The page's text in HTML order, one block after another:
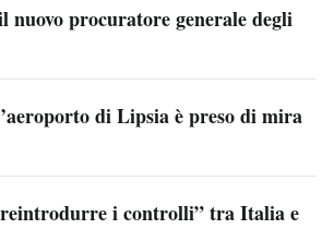
nuovo procuratore generale degli
di Lipsia è preso di mira
i controlli” tra Italia e